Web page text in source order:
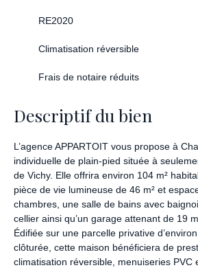
RE2020
Climatisation réversible
Frais de notaire réduits
Descriptif du bien
L’agence APPARTOIT vous propose à
individuelle de plain-pied située à
de Vichy. Elle offrira environ 104 m²
pièce de vie lumineuse de 46 m² et
chambres, une salle de bains avec
cellier ainsi qu’un garage attenant de 19
Édifiée sur une parcelle privative
clôturée, cette maison bénéficiera de
climatisation réversible, menuiseries PVC